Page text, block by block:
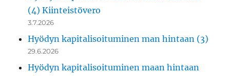
(4) Kiinteistövero
3.7.2026
Hyödyn kapitalisoituminen man hintaan (3)
29.6.2026
Hyödyn kapitalisoituminen maan hintaan